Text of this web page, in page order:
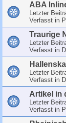
ABA
Letzter
Verfasst in
Traurige
Letzter
Verfasst in
Letzter
Verfasst in
Artikel in
Letzter
Verfasst in